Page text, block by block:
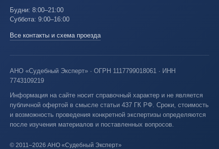
Будни: 8:00–21:00
Суббота: 9:00–16:00
Все контакты и схема проезда
АНО «Судебный Эксперт» · ОГРН 1117799018061 · ИНН
7743109219
Информация на сайте носит справочный характер и не является
публичной офертой в смысле статьи 437 ГК РФ. Сроки, стоимость
и возможность проведения конкретной экспертизы определяются
после изучения материалов и поставленных вопросов.
© 2011–2026 АНО «Судебный Эксперт»